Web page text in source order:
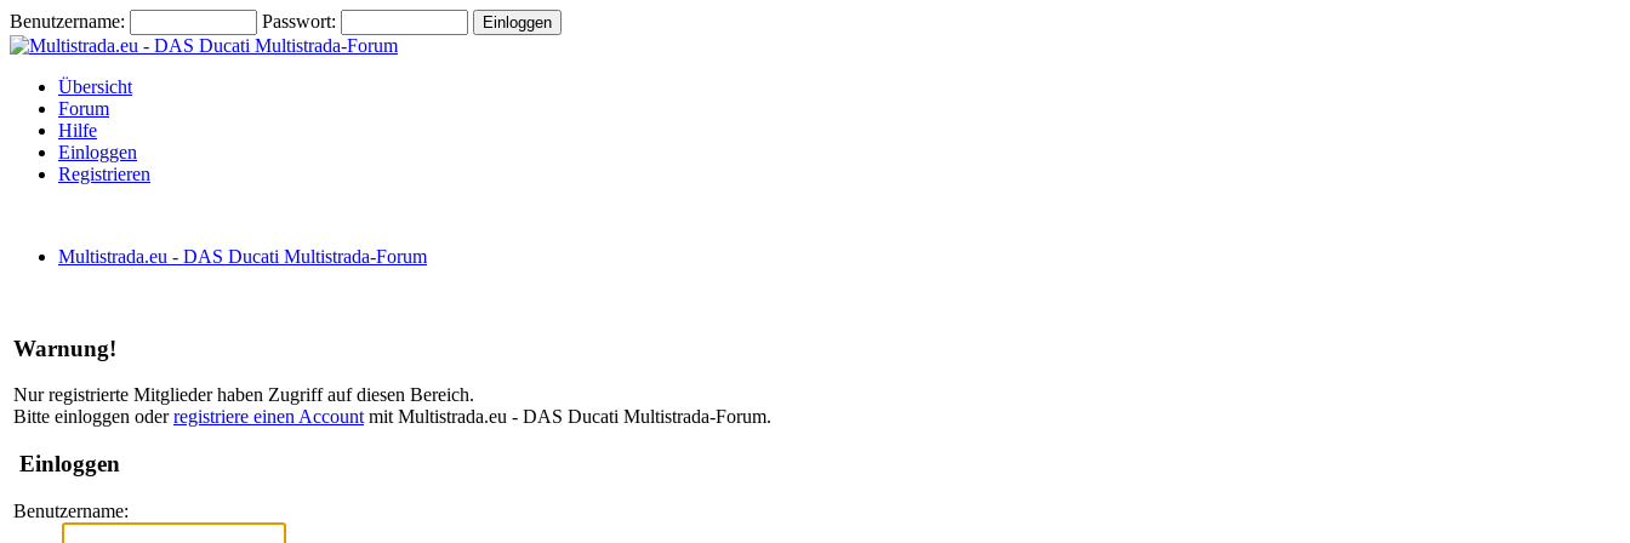
Benutzername: Passwort:
Übersicht
Forum
Hilfe
Einloggen
Registrieren
Multistrada.eu - DAS Ducati Multistrada-Forum
Warnung!
Nur registrierte Mitglieder haben Zugriff auf diesen Bereich.
Bitte einloggen oderregistriere einen Accountmit Multistrada.eu - DAS Ducati Multistrada-Forum.
Einloggen
Benutzername: